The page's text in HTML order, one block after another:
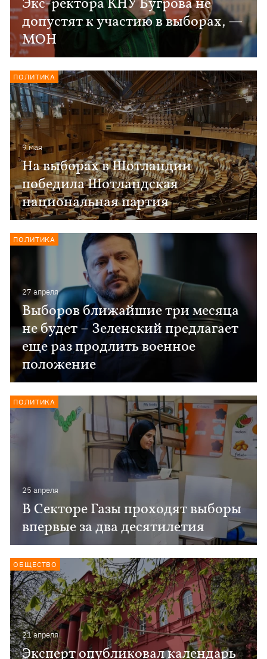
Экс-ректора КНУ Бугрова не
допустят к участию в выборах, —
МОН
9 мая
На выборах в Шотландии
победила Шотландская
национальная партия
ПОЛИТИКА
27 апреля
Выборов ближайшие три месяца
не будет – Зеленский предлагает
еще раз продлить военное
положение
ПОЛИТИКА
25 апреля
В Секторе Газы проходят выборы
впервые за два десятилетия
ПОЛИТИКА
21 апреля
Эксперт опубликовал календарь
ОБЩЕСТВО